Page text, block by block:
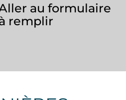
au formulaire
remplir